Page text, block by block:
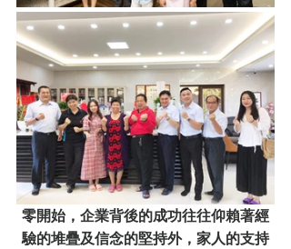
零開始，企業背後的成功往往仰賴著經
驗的堆疊及信念的堅持外，家人的支持